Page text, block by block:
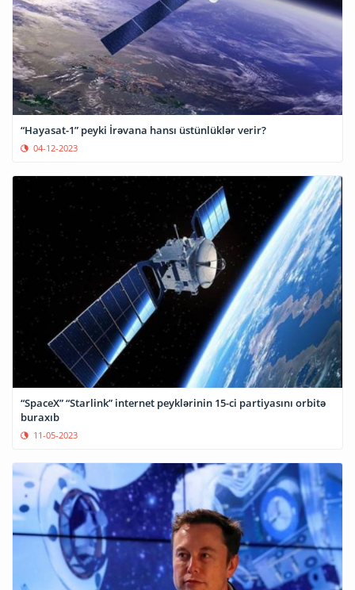
“Hayasat-1” peyki İrəvana hansı üstünlüklər verir?
04-12-2023
“SpaceX” “Starlink” internet peyklərinin 15-ci partiyasını orbitə
buraxıb
11-05-2023